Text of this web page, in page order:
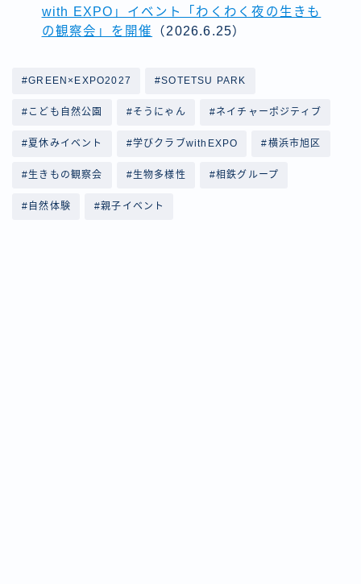
with EXPO」イベント「わくわく夜の生きも
の観察会」を開催
（2026.6.25）
#GREEN×EXPO2027 #SOTETSU PARK
#こども自然公園 #そうにゃん #ネイチャーポジティブ
#夏休みイベント #学びクラブwithEXPO #横浜市旭区
#生きもの観察会 #生物多様性 #相鉄グループ
#自然体験 #親子イベント